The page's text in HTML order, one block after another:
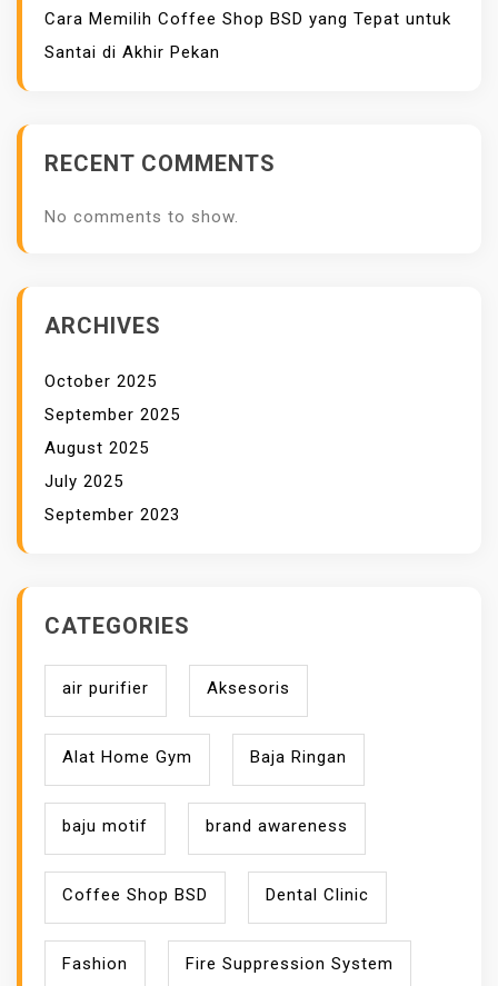
I
Cara Memilih Coffee Shop BSD yang Tepat untuk
Santai di Akhir Pekan
RECENT COMMENTS
No comments to show.
ARCHIVES
October 2025
September 2025
August 2025
July 2025
September 2023
CATEGORIES
air purifier Aksesoris
Alat Home Gym Baja Ringan
baju motif brand awareness
Coffee Shop BSD Dental Clinic
Fashion Fire Suppression System